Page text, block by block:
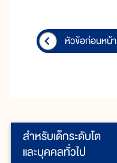
สำหรับเด็กระดับโต
และบุคคลทั่วไป
หัวข้อก่อนหน้า